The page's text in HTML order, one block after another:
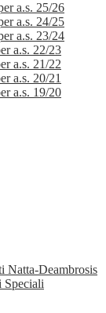
a.s. 25/26
a.s. 24/25
a.s. 23/24
a.s. 22/23
a.s. 21/22
a.s. 20/21
a.s. 19/20
Natta-Deambrosis
Speciali